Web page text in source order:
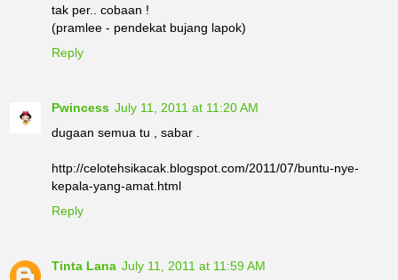
tak per.. cobaan !
(pramlee - pendekat bujang lapok)
Reply
Pwincess July 11, 2011 at 11:20 AM
dugaan semua tu , sabar .
http://celotehsikacak.blogspot.com/2011/07/buntu-nye-
kepala-yang-amat.html
Reply
Tinta Lana July 11, 2011 at 11:59 AM